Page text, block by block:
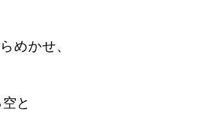
めかせ、
と